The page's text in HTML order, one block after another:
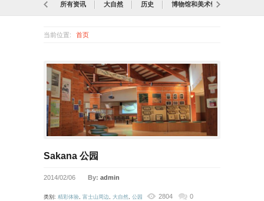
所有资讯 大自然 历史 博物馆和美术馆
当前位置: 首页
Sakana 公园
2014/02/06 By: admin
类别: 精彩体验, 富士山周边, 大自然, 公园 2804 0